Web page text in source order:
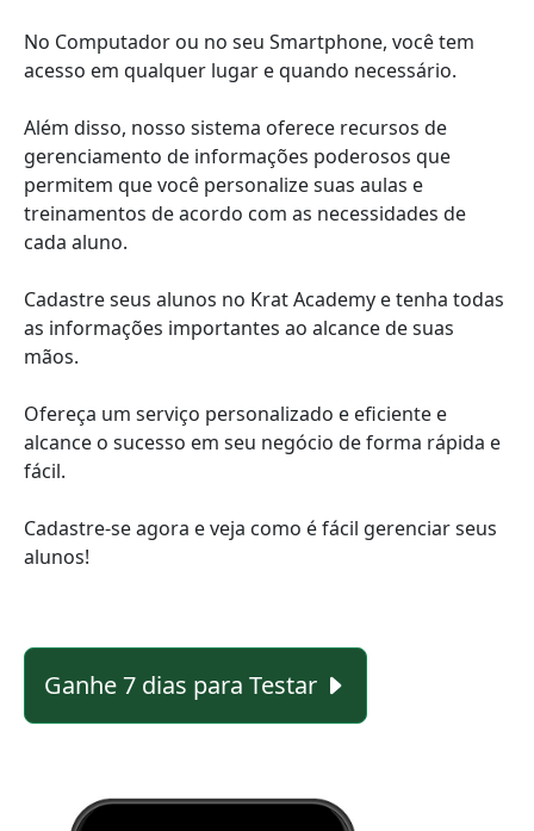
No Computador ou no seu Smartphone, você tem
acesso em qualquer lugar e quando necessário.
Além disso, nosso sistema oferece recursos de
gerenciamento de informações poderosos que
permitem que você personalize suas aulas e
treinamentos de acordo com as necessidades de
cada aluno.
Cadastre seus alunos no Krat Academy e tenha todas
as informações importantes ao alcance de suas
mãos.
Ofereça um serviço personalizado e eficiente e
alcance o sucesso em seu negócio de forma rápida e
fácil.
Cadastre-se agora e veja como é fácil gerenciar seus
alunos!
Ganhe 7 dias para Testar